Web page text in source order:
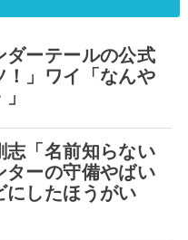
ダーテールの公式
！」ワイ「なんや
志「名前知らない
ターの守備やばい
にしたほうがい